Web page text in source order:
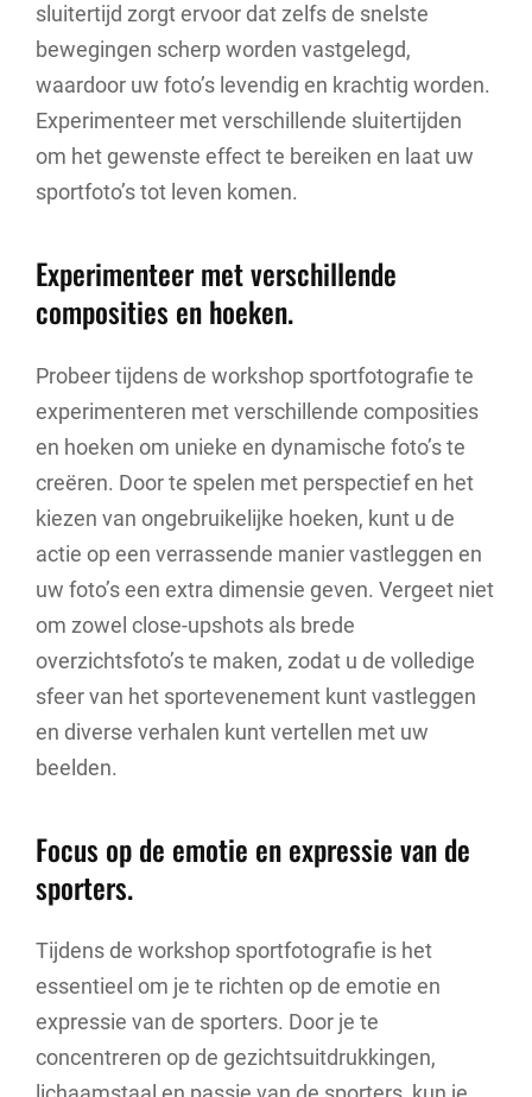
sluitertijd zorgt ervoor dat zelfs de snelste
bewegingen scherp worden vastgelegd,
waardoor uw foto’s levendig en krachtig worden.
Experimenteer met verschillende sluitertijden
om het gewenste effect te bereiken en laat uw
sportfoto’s tot leven komen.
Experimenteer met verschillende
composities en hoeken.
Probeer tijdens de workshop sportfotografie te
experimenteren met verschillende composities
en hoeken om unieke en dynamische foto’s te
creëren. Door te spelen met perspectief en het
kiezen van ongebruikelijke hoeken, kunt u de
actie op een verrassende manier vastleggen en
uw foto’s een extra dimensie geven. Vergeet niet
om zowel close-upshots als brede
overzichtsfoto’s te maken, zodat u de volledige
sfeer van het sportevenement kunt vastleggen
en diverse verhalen kunt vertellen met uw
beelden.
Focus op de emotie en expressie van de
sporters.
Tijdens de workshop sportfotografie is het
essentieel om je te richten op de emotie en
expressie van de sporters. Door je te
concentreren op de gezichtsuitdrukkingen,